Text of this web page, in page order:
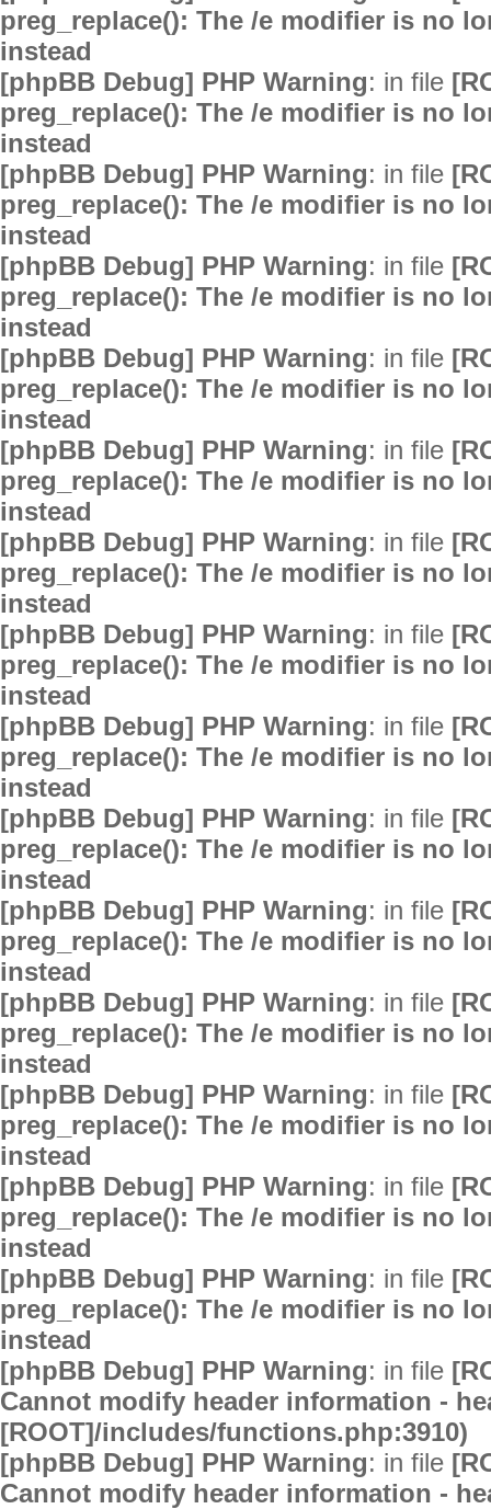
preg_replace(): The /e modifier is no
instead
[phpBB Debug] PHP Warning: in file
preg_replace(): The /e modifier is no
instead
[phpBB Debug] PHP Warning: in file
preg_replace(): The /e modifier is no
instead
[phpBB Debug] PHP Warning: in file
preg_replace(): The /e modifier is no
instead
[phpBB Debug] PHP Warning: in file
preg_replace(): The /e modifier is no
instead
[phpBB Debug] PHP Warning: in file
preg_replace(): The /e modifier is no
instead
[phpBB Debug] PHP Warning: in file
preg_replace(): The /e modifier is no
instead
[phpBB Debug] PHP Warning: in file
preg_replace(): The /e modifier is no
instead
[phpBB Debug] PHP Warning: in file
preg_replace(): The /e modifier is no
instead
[phpBB Debug] PHP Warning: in file
preg_replace(): The /e modifier is no
instead
[phpBB Debug] PHP Warning: in file
preg_replace(): The /e modifier is no
instead
[phpBB Debug] PHP Warning: in file
preg_replace(): The /e modifier is no
instead
[phpBB Debug] PHP Warning: in file
preg_replace(): The /e modifier is no
instead
[phpBB Debug] PHP Warning: in file
preg_replace(): The /e modifier is no
instead
[phpBB Debug] PHP Warning: in file
preg_replace(): The /e modifier is no
instead
[phpBB Debug] PHP Warning: in file
Cannot modify header information -
[ROOT]/includes/functions.php:3910)
[phpBB Debug] PHP Warning: in file
Cannot modify header information -